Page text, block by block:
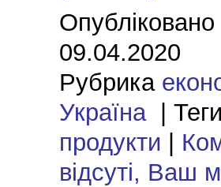
09.04.2020
Рубрика
Україна|
продукти
відсуті, Ваш